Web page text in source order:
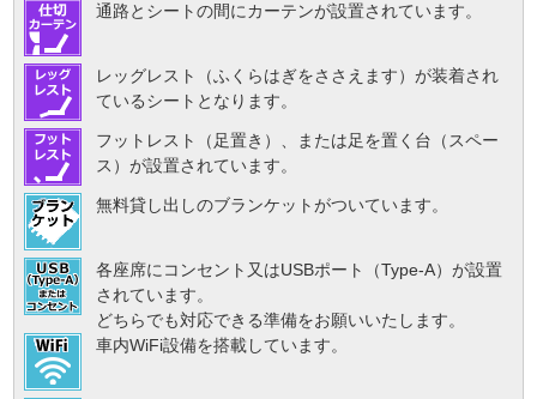
通路とシートの間にカーテンが設置されています。
レッグレスト（ふくらはぎをささえます）が装着され
ているシートとなります。
フットレスト（足置き）、または足を置く台（スペー
ス）が設置されています。
無料貸し出しのブランケットがついています。
各座席にコンセント又はUSBポート（Type-A）が設置
されています。
どちらでも対応できる準備をお願いいたします。
車内WiFi設備を搭載しています。